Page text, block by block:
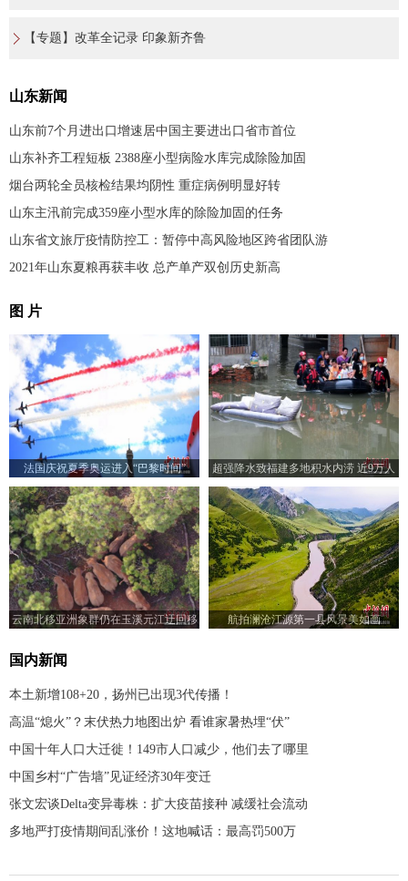
【专题】改革全记录 印象新齐鲁
山东新闻
山东前7个月进出口增速居中国主要进出口省市首位
山东补齐工程短板 2388座小型病险水库完成除险加固
烟台两轮全员核检结果均阴性 重症病例明显好转
山东主汛前完成359座小型水库的除险加固的任务
山东省文旅厅疫情防控工：暂停中高风险地区跨省团队游
2021年山东夏粮再获丰收 总产单产双创历史新高
图 片
法国庆祝夏季奥运进入“巴黎时间”
超强降水致福建多地积水内涝 近9万人
次转移
云南北移亚洲象群仍在玉溪元江迂回移
航拍澜沧江源第一县风景美如画
国内新闻
本土新增108+20，扬州已出现3代传播！
高温“熄火”？末伏热力地图出炉 看谁家暑热埋“伏”
中国十年人口大迁徙！149市人口减少，他们去了哪里
中国乡村“广告墙”见证经济30年变迁
张文宏谈Delta变异毒株：扩大疫苗接种 减缓社会流动
多地严打疫情期间乱涨价！这地喊话：最高罚500万